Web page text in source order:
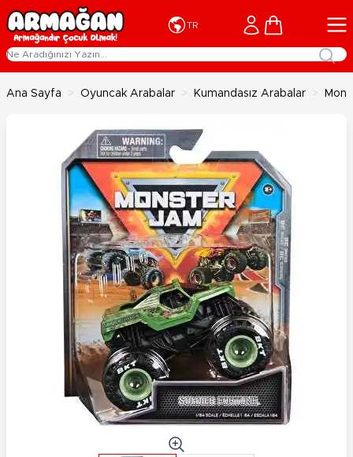
İçeriğe geç
TR Cart
Ana Sayfa > Oyuncak Arabalar > Kumandasız Arabalar >